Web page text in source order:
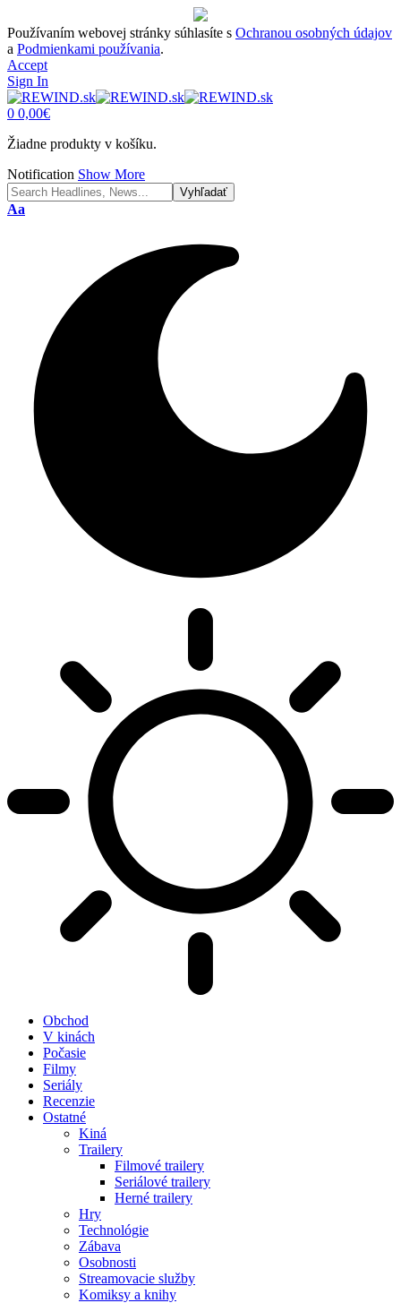
Používaním webovej stránky súhlasíte s Ochranou osobných údajov
a Podmienkami používania.
Accept
Sign In
0 0,00€
Žiadne produkty v košíku.
Notification Show More
Font
Aa
Obchod
V kinách
Počasie
Filmy
Seriály
Recenzie
Ostatné
Kiná
Trailery
Filmové trailery
Seriálové trailery
Herné trailery
Hry
Technológie
Zábava
Osobnosti
Streamovacie služby
Komiksy a knihy